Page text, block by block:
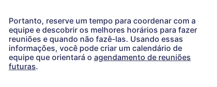
Portanto, reserve um tempo para coordenar com a
equipe e descobrir os melhores horários para fazer
reuniões e quando não fazê-las. Usando essas
informações, você pode criar um calendário de
equipe que orientará o agendamento de reuniões
futuras.